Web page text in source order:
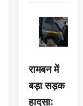
रामबन में
बड़ा सड़क
हादसा: